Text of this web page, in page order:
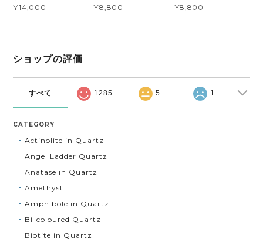
¥14,000
¥8,800
¥8,800
ショップの評価
すべて 1285 5 1
CATEGORY
Actinolite in Quartz
Angel Ladder Quartz
Anatase in Quartz
Amethyst
Amphibole in Quartz
Bi-coloured Quartz
Biotite in Quartz